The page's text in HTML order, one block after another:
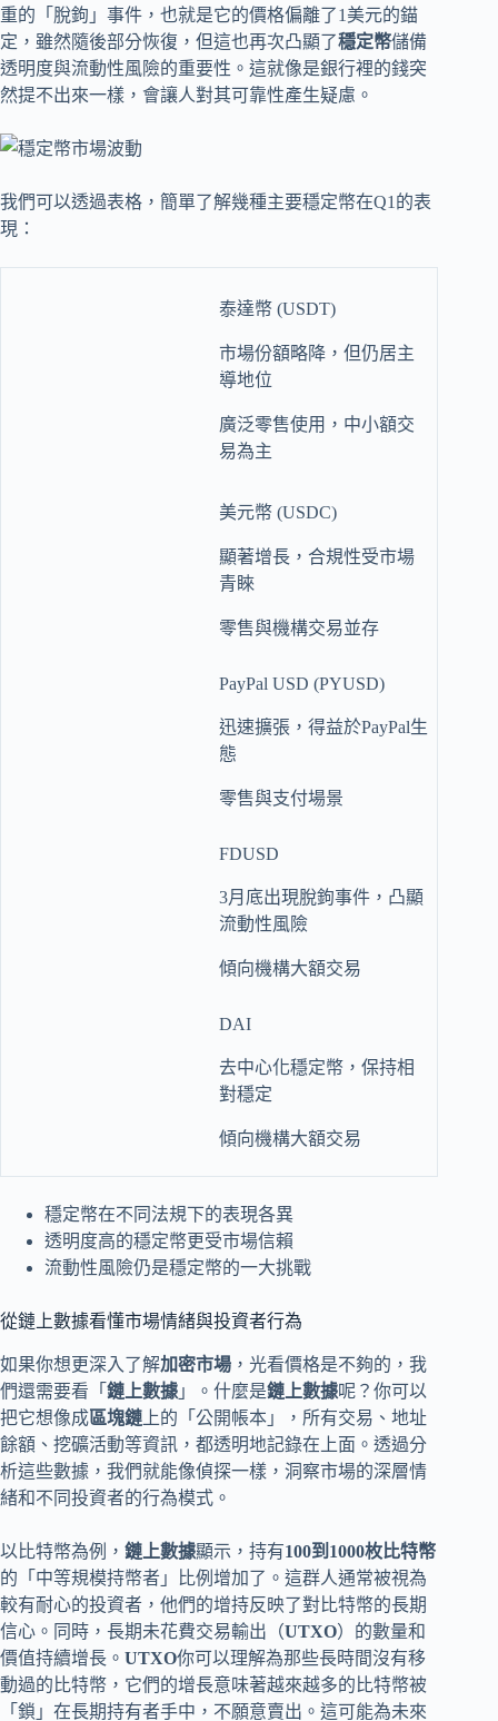
重的「脫鉤」事件，也就是它的價格偏離了1美元的錨
定，雖然隨後部分恢復，但這也再次凸顯了穩定幣儲備
透明度與流動性風險的重要性。這就像是銀行裡的錢突
然提不出來一樣，會讓人對其可靠性產生疑慮。
我們可以透過表格，簡單了解幾種主要穩定幣在Q1的表
現：
泰達幣 (USDT)
市場份額略降，但仍居主
導地位
廣泛零售使用，中小額交
易為主
美元幣 (USDC)
顯著增長，合規性受市場
青睞
零售與機構交易並存
PayPal USD (PYUSD)
迅速擴張，得益於PayPal生
態
零售與支付場景
FDUSD
3月底出現脫鉤事件，凸顯
流動性風險
傾向機構大額交易
DAI
去中心化穩定幣，保持相
對穩定
傾向機構大額交易
穩定幣在不同法規下的表現各異
透明度高的穩定幣更受市場信賴
流動性風險仍是穩定幣的一大挑戰
從鏈上數據看懂市場情緒與投資者行為
如果你想更深入了解加密市場 ，光看價格是不夠的，我
們還需要看「 鏈上數據 」。什麼是鏈上數據呢？你可以
把它想像成區塊鏈 上的「公開帳本」，所有交易、地址
餘額、挖礦活動等資訊，都透明地記錄在上面。透過分
析這些數據，我們就能像偵探一樣，洞察市場的深層情
緒和不同投資者的行為模式。
以比特幣為例， 鏈上數據顯示，持有100到1000枚比特幣
的「中等規模持幣者」比例增加了。這群人通常被視為
較有耐心的投資者，他們的增持反映了對比特幣的長期
信心。同時，長期未花費交易輸出（UTXO）的數量和
價值持續增長。 UTXO你可以理解為那些長時間沒有移
動過的比特幣，它們的增長意味著越來越多的比特幣被
「鎖」在長期持有者手中，不願意賣出。這可能為未來